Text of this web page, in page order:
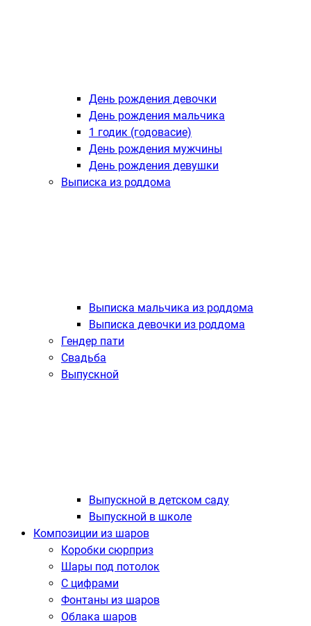
День рождения девочки
День рождения мальчика
1 годик (годовасие)
День рождения мужчины
День рождения девушки
Выписка из роддома
Выписка мальчика из роддома
Выписка девочки из роддома
Гендер пати
Свадьба
Выпускной
Выпускной в детском саду
Выпускной в школе
Композиции из шаров
Коробки сюрприз
Шары под потолок
С цифрами
Фонтаны из шаров
Облака шаров